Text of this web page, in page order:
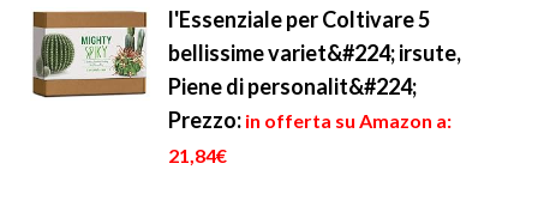
l'Essenziale per Coltivare 5
bellissime variet&#224; irsute,
Piene di personalit&#224;
Prezzo: in offerta su Amazon a:
21,84€